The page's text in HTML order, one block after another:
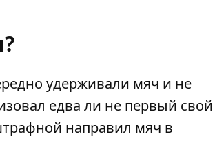
удерживали мяч и не
едва ли не первый свой
направил мяч в